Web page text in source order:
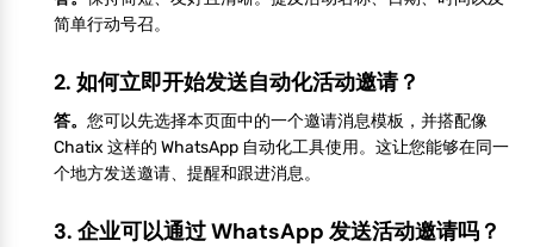
简单行动号召。
2. 如何立即开始发送自动化活动邀请？
答。 您可以先选择本页面中的一个邀请消息模板，并搭配像
Chatix 这样的 WhatsApp 自动化工具使用。这让您能够在同一
个地方发送邀请、提醒和跟进消息。
3. 企业可以通过 WhatsApp 发送活动邀请吗？